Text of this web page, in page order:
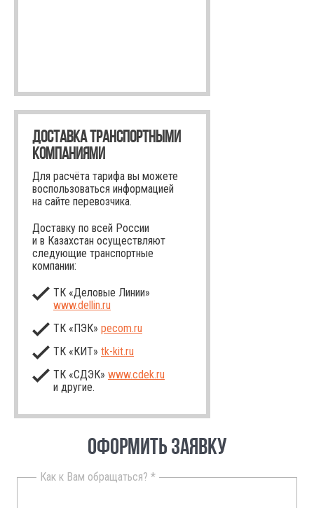
ДОСТАВКА ТРАНСПОРТНЫМИ
КОМПАНИЯМИ
Для расчёта тарифа вы можете
воспользоваться информацией
на сайте перевозчика.
Доставку по всей России
и в Казахстан осуществляют
следующие транспортные
компании:
ТК «Деловые Линии»
www.dellin.ru
ТК «ПЭК» pecom.ru
ТК «КИТ» tk-kit.ru
ТК «СДЭК» www.cdek.ru
и другие.
ОФОРМИТЬ ЗАЯВКУ
Как к Вам обращаться? *